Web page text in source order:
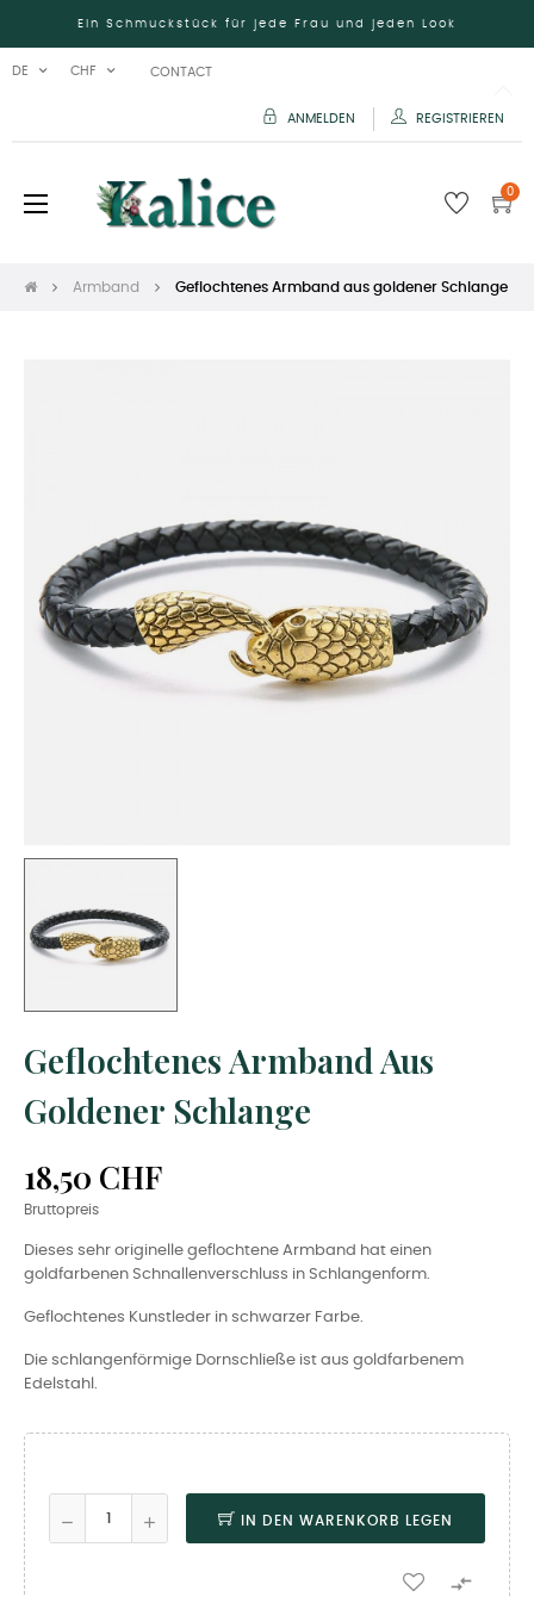
Ein Schmuckstück für jede Frau und jeden Look
DE CHF CONTACT
ANMELDEN REGISTRIEREN
Umschalten
☰ 0
Armband Geflochtenes Armband aus goldener Schlange
Geflochtenes Armband Aus
Goldener Schlange
18,50 CHF
Bruttopreis
Dieses sehr originelle geflochtene Armband hat einen
goldfarbenen Schnallenverschluss in Schlangenform.
Geflochtenes Kunstleder in schwarzer Farbe.
Die schlangenförmige Dornschließe ist aus goldfarbenem
Edelstahl.
IN DEN WARENKORB LEGEN
